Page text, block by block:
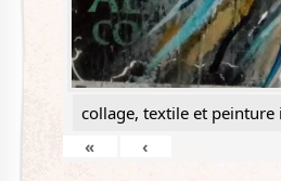
collage, textile et
«
‹